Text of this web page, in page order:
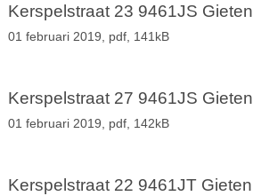
Kerspelstraat 23 9461JS Gieten
01 februari 2019, pdf, 141kB
Kerspelstraat 27 9461JS Gieten
01 februari 2019, pdf, 142kB
Kerspelstraat 22 9461JT Gieten